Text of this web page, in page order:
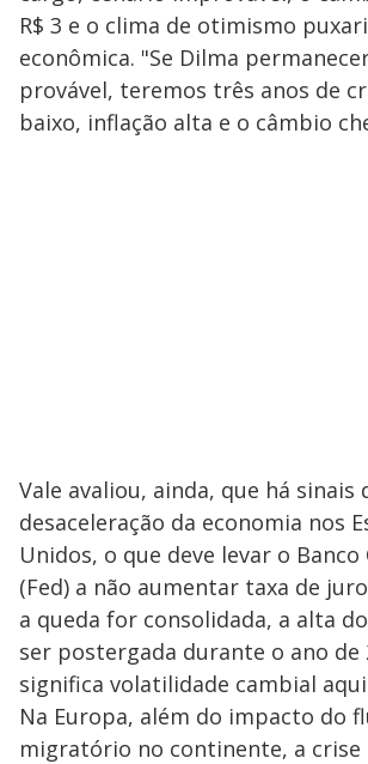
R$ 3 e o clima de otimismo
econômica. "Se Dilma
provável, teremos três anos de
baixo, inflação alta e o câmbio
Vale avaliou, ainda, que há sinais
desaceleração da economia nos
Unidos, o que deve levar o
(Fed) a não aumentar taxa de
a queda for consolidada, a alta
ser postergada durante o ano de
significa volatilidade cambial
Na Europa, além do impacto do
migratório no continente, a crise